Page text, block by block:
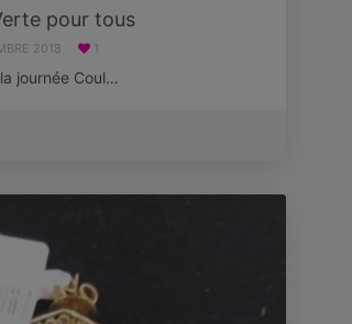
pour tous
2018 1
journée Coul…